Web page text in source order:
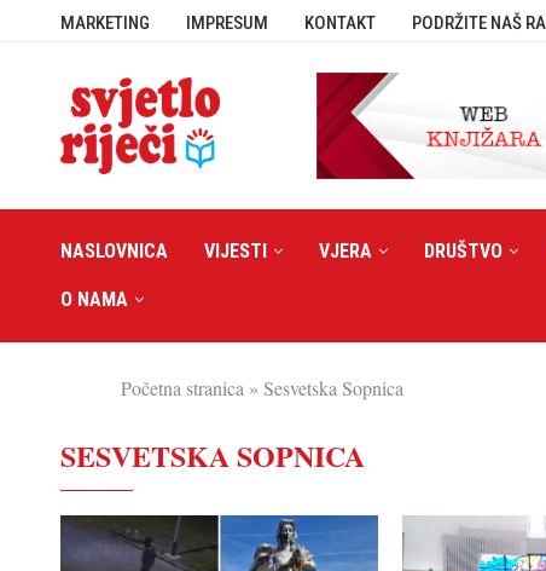
MARKETING IMPRESUM KONTAKT PODRŽITE NAŠ
NASLOVNICA VIJESTI VJERA DRUŠTVO
O NAMA
Početna stranica » Sesvetska Sopnica
SESVETSKA SOPNICA